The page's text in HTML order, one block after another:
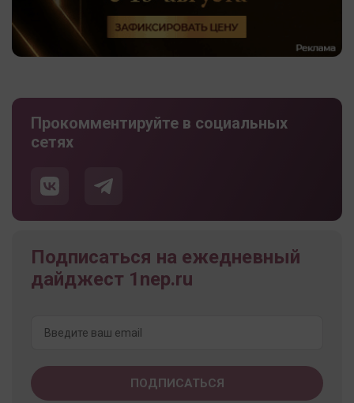
Прокомментируйте в социальных
сетях
Подписаться на ежедневный
дайджест 1nep.ru